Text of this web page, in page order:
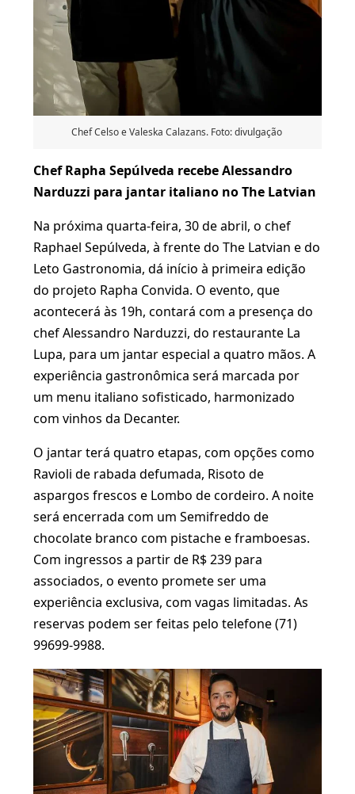
Chef Celso e Valeska Calazans. Foto: divulgação
Chef Rapha Sepúlveda recebe Alessandro
Narduzzi para jantar italiano no The Latvian
Na próxima quarta-feira, 30 de abril, o chef
Raphael Sepúlveda, à frente do The Latvian e do
Leto Gastronomia, dá início à primeira edição
do projeto Rapha Convida. O evento, que
acontecerá às 19h, contará com a presença do
chef Alessandro Narduzzi, do restaurante La
Lupa, para um jantar especial a quatro mãos. A
experiência gastronômica será marcada por
um menu italiano sofisticado, harmonizado
com vinhos da Decanter.
O jantar terá quatro etapas, com opções como
Ravioli de rabada defumada, Risoto de
aspargos frescos e Lombo de cordeiro. A noite
será encerrada com um Semifreddo de
chocolate branco com pistache e framboesas.
Com ingressos a partir de R$ 239 para
associados, o evento promete ser uma
experiência exclusiva, com vagas limitadas. As
reservas podem ser feitas pelo telefone (71)
99699-9988.